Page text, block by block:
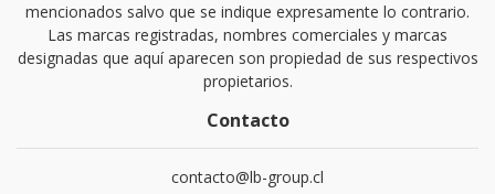
mencionados salvo que se indique expresamente lo contrario.
Las marcas registradas, nombres comerciales y marcas
designadas que aquí aparecen son propiedad de sus respectivos
propietarios.
Contacto
contacto@lb-group.cl